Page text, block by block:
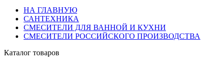
НА ГЛАВНУЮ
САНТЕХНИКА
СМЕСИТЕЛИ ДЛЯ ВАННОЙ И КУХНИ
СМЕСИТЕЛИ РОССИЙСКОГО ПРОИЗВОДСТВА
Каталог товаров